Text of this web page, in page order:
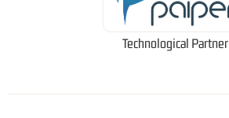
Technological Partner